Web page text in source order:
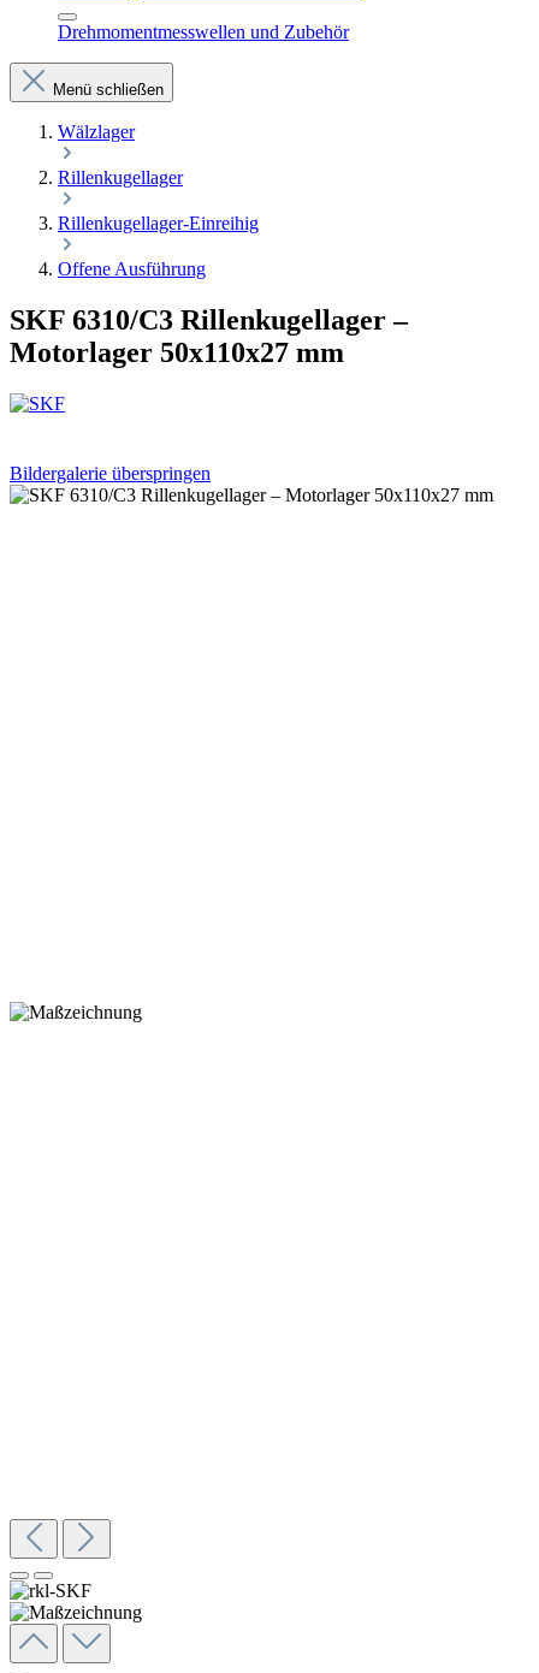
Drehmomentmesswellen und Zubehör
Menü schließen
Wälzlager
Rillenkugellager
Rillenkugellager-Einreihig
Offene Ausführung
SKF 6310/C3 Rillenkugellager –
Motorlager 50x110x27 mm
Bildergalerie überspringen